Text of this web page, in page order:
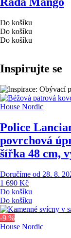
Do košíku
Do košíku
Do košíku
Inspirujte se
House Nordic
Police
povrchová
šířka 48 cm,
Doručíme od 28. 8.
1 690 Kč
Do košíku
Do košíku
-9 %
House Nordic